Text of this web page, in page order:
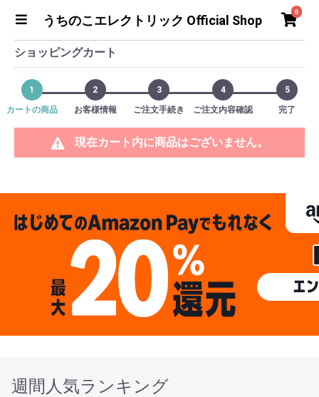
うちのこエレクトリック Official Shop
0
ショッピングカート
1
カートの商品
2
お客様情報
3
ご注文手続き
4
ご注文内容確認
5
完了
現在カート内に商品はございません。
週間人気ランキング